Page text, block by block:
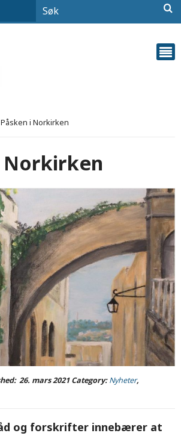
Påsken i Norkirken
Norkirken
26. mars 2021 Category:Nyheter,
og forskrifter innebærer at